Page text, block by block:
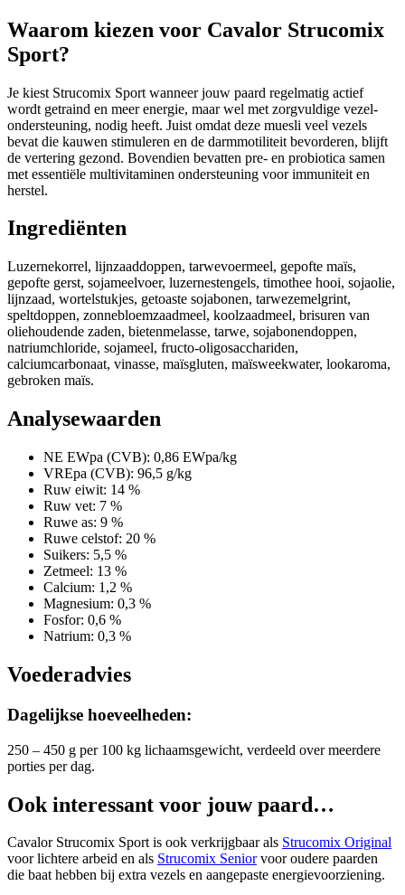
Waarom kiezen voor Cavalor Strucomix
Sport?
Je kiest Strucomix Sport wanneer jouw paard regelmatig actief
wordt getraind en meer energie, maar wel met zorgvuldige vezel-
ondersteuning, nodig heeft. Juist omdat deze muesli veel vezels
bevat die kauwen stimuleren en de darmmotiliteit bevorderen, blijft
de vertering gezond. Bovendien bevatten pre- en probiotica samen
met essentiële multivitaminen ondersteuning voor immuniteit en
herstel.
Ingrediënten
Luzernekorrel, lijnzaaddoppen, tarwevoermeel, gepofte maïs,
gepofte gerst, sojameelvoer, luzernestengels, timothee hooi, sojaolie,
lijnzaad, wortelstukjes, getoaste sojabonen, tarwezemelgrint,
speltdoppen, zonnebloemzaadmeel, koolzaadmeel, brisuren van
oliehoudende zaden, bietenmelasse, tarwe, sojabonendoppen,
natriumchloride, sojameel, fructo-oligosacchariden,
calciumcarbonaat, vinasse, maïsgluten, maïsweekwater, lookaroma,
gebroken maïs.
Analysewaarden
NE EWpa (CVB): 0,86 EWpa/kg
VREpa (CVB): 96,5 g/kg
Ruw eiwit: 14 %
Ruw vet: 7 %
Ruwe as: 9 %
Ruwe celstof: 20 %
Suikers: 5,5 %
Zetmeel: 13 %
Calcium: 1,2 %
Magnesium: 0,3 %
Fosfor: 0,6 %
Natrium: 0,3 %
Voederadvies
Dagelijkse hoeveelheden:
250 – 450 g per 100 kg lichaamsgewicht, verdeeld over meerdere
porties per dag.
Ook interessant voor jouw paard…
Cavalor Strucomix Sport is ook verkrijgbaar als Strucomix Original
voor lichtere arbeid en als Strucomix Seniorvoor oudere paarden
die baat hebben bij extra vezels en aangepaste energievoorziening.